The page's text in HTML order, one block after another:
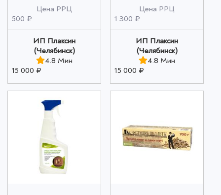
Цена РРЦ
500 ₽
ИП Плаксин
(Челябинск)
4.8 Мин
15 000 ₽
Цена РРЦ
1 300 ₽
ИП Плаксин
(Челябинск)
4.8 Мин
15 000 ₽